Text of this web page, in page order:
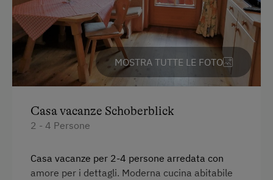
MOSTRA TUTTE LE FOTO
Casa vacanze Schoberblick
2 - 4 Persone
Casa vacanze per 2-4 persone arredata con
amore per i dettagli. Moderna cucina abitabile